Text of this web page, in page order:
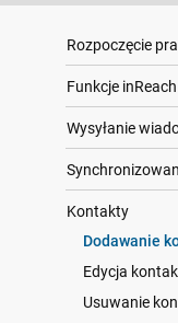
Rozpoczęcie
Funkcje inReach
Wysyłanie
Kontakty
Dodawanie
Edycja
Usuwanie